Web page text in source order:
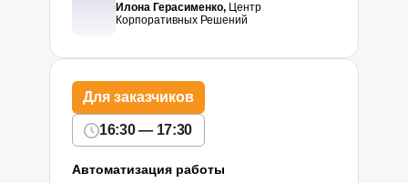
Илона Герасименко, Центр
Корпоративных Решений
Для заказчиков
16:30 — 17:30
Автоматизация работы